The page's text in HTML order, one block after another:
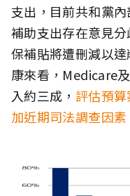
支出，目前共和黨
補助支出存在意見
保補貼將遭刪減以
康來看，Medicare
入約三成， 評估預
加近期司法調查因